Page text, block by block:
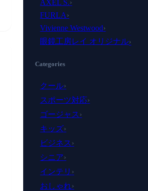
AXEL S.›
FURLA›
Vivienne Westwood›
眼鏡工房レイ オリジナル›
Categories
クール›
スポーツ対応›
ゴージャス ›
キッズ›
ビジネス ›
シニア›
インテリ ›
おしゃれ›